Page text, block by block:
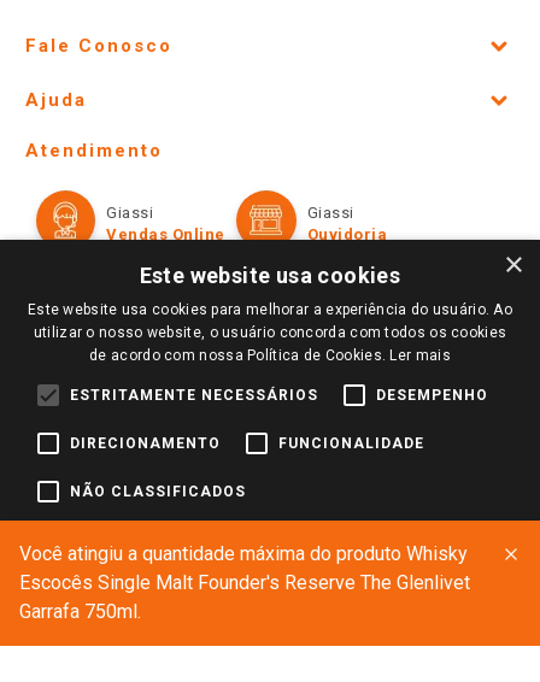
Fale Conosco
Lojas Físicas e Horários
Ofertas
Televendas
Perguntas frequentes
Trabalhe Conosco
Identidade Visual
Ajuda
Formas de Pagamento
Políticas de entrega
Trocas e Devoluções
Atendimento
Giassi
Vendas Online
Giassi
Ouvidoria
Redes Sociais
Pagamento e Segurança
Você atingiu a quantidade máxima do produto Whisky
Escocês Single Malt Founder's Reserve The Glenlivet
Garrafa 750ml.
×
Este website usa cookies
Este website usa cookies para melhorar a experiência do usuário. Ao
utilizar o nosso website, o usuário concorda com todos os cookies
de acordo com nossa Política de Cookies. Ler mais
ESTRITAMENTE NECESSÁRIOS DESEMPENHO
DIRECIONAMENTO FUNCIONALIDADE
NÃO CLASSIFICADOS
ACEITAR TODOS RECUSAR TODOS